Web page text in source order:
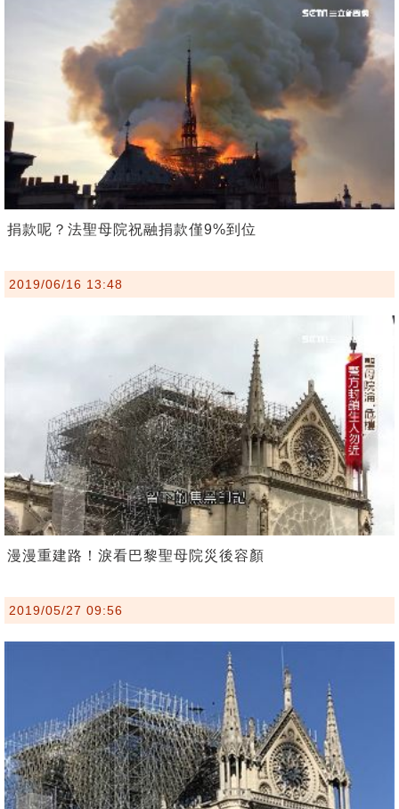
捐款呢？法聖母院祝融捐款僅9%到位
2019/06/16 13:48
漫漫重建路！淚看巴黎聖母院災後容顏
2019/05/27 09:56